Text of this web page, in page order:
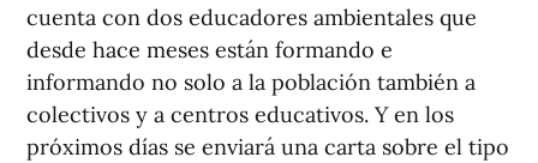
cuenta con dos educadores ambientales que
desde hace meses están formando e
informando no solo a la población también a
colectivos y a centros educativos. Y en los
próximos días se enviará una carta sobre el tipo